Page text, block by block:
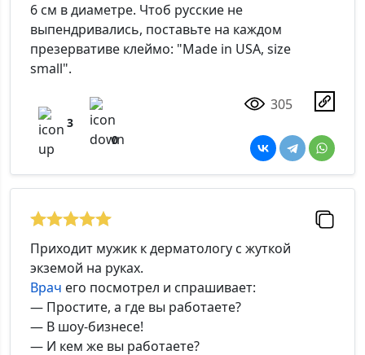
6 см в диаметре. Чтоб русские не
выпендривались, поставьте на каждом
презервативе клеймо: "Made in USA, size
small".
3
0
305
Приходит мужик к дерматологу с жуткой
экземой на руках.
Врач его посмотрел и спрашивает:
— Простите, а где вы работаете?
— В шоу-бизнесе!
— И кем же вы работаете?